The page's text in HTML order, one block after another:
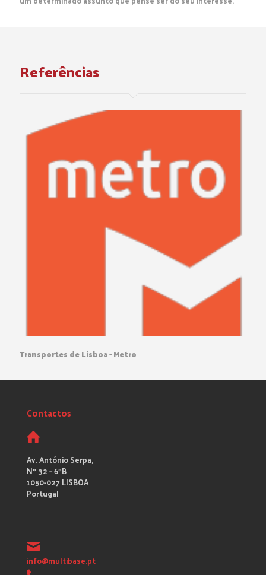
Referências
Transportes de Lisboa - Metro
Contactos
Av. António Serpa,
Nº 32 – 6ºB
1050-027 LISBOA
Portugal
info@multibase.pt